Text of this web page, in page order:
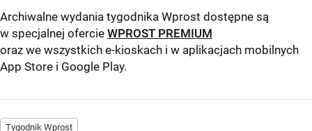
Archiwalne wydania tygodnika Wprost dostępne są
w specjalnej ofercie WPROST PREMIUM
oraz we wszystkich e-kioskach i w aplikacjach mobilnych
App Store i Google Play.
Tygodnik Wprost